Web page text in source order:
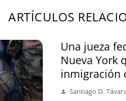
ARTÍCULOS
Una jueza
Nueva York
inmigración
Santiago D.